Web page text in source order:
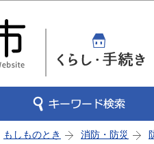
もしものとき 消防・防災